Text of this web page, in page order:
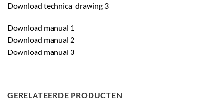
Download technical drawing 3
Download manual 1
Download manual 2
Download manual 3
GERELATEERDE PRODUCTEN